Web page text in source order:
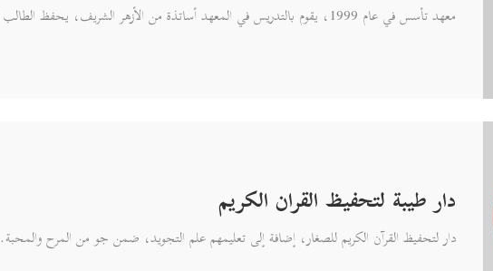
معهد تأسس في عام 1999، يقوم بالتدريس في المعهد أساتذة من الأزهر الشريف، يحفظ الطالب 6 أجزاء في السنة.
دار طيبة لتحفيظ القران الكريم
دار لتحفيظ القرآن الكريم للصغار، إضافة إلى تعليمهم علم التجويد، ضمن جو من المرح والمحبة.